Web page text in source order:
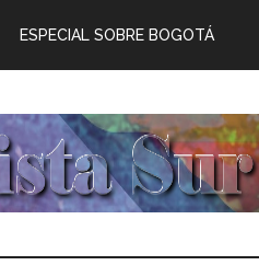
ESPECIAL SOBRE BOGOTÁ